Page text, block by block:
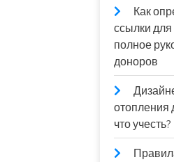
Как
ссылки
полное
доноров
что учесть?